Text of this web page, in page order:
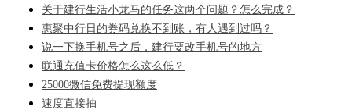
关于建行生活小龙马的任务这两个问题？怎么完成？
惠聚中行日的券码兑换不到账，有人遇到过吗？
说一下换手机号之后，建行要改手机号的地方
联通充值卡价格怎么这么低？
25000微信免费提现额度
速度直接抽